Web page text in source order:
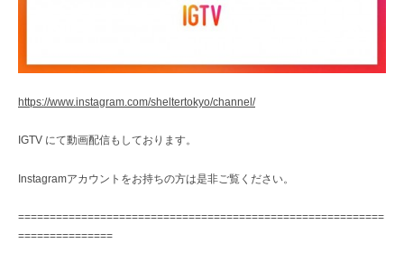
https://www.instagram.com/sheltertokyo/channel/
IGTV にて動画配信もしております。
Instagramアカウントをお持ちの方は是非ご覧ください。
==========================================================
===============